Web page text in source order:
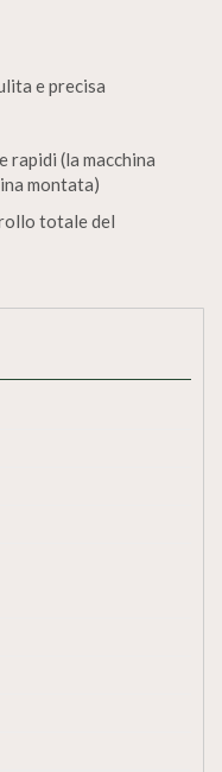
e precisa
rapidi (la macchina
montata)
totale del